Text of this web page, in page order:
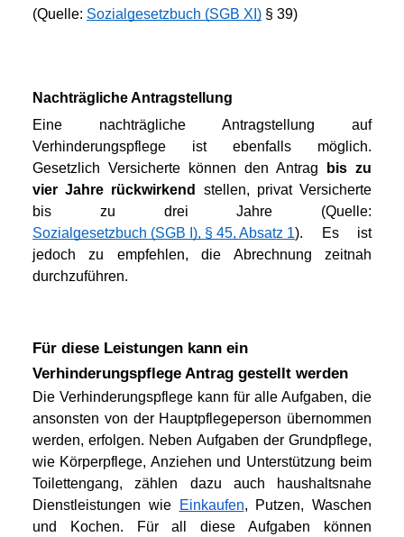
(Quelle: Sozialgesetzbuch (SGB XI) § 39)
Nachträgliche Antragstellung
Eine nachträgliche Antragstellung auf
Verhinderungspflege ist ebenfalls möglich.
Gesetzlich Versicherte können den Antrag
bis zu
vier Jahre rückwirkend
stellen, privat Versicherte
bis zu drei Jahre (Quelle:
Sozialgesetzbuch (SGB I), § 45, Absatz 1). Es ist
jedoch zu empfehlen, die Abrechnung zeitnah
durchzuführen.
Für diese Leistungen kann ein
Verhinderungspflege Antrag gestellt werden
Die Verhinderungspflege kann für alle Aufgaben, die
ansonsten von der Hauptpflegeperson übernommen
werden, erfolgen. Neben Aufgaben der Grundpflege,
wie Körperpflege, Anziehen und Unterstützung beim
Toilettengang, zählen dazu auch haushaltsnahe
Dienstleistungen wie
Einkaufen, Putzen, Waschen
und Kochen. Für all diese Aufgaben können